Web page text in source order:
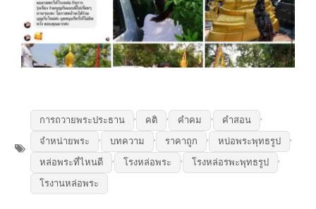
การถวายพระประธาน คติ คำคม คำสอน
จำหน่ายพระ บทความ ราคาถูก หบ่อพระพุทธรูป
หล่อพระที่ไหนดี โรงหล่อพระ โรงหล่อรพะพุทธรูป
โรงานหล่อพระ